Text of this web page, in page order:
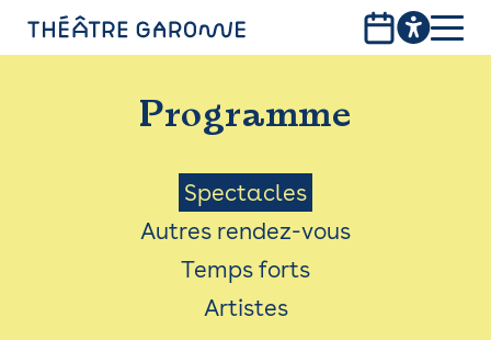
PROGRAMME
INFOS PRATIQUES
AVEC LES PUBLICS
ACCESSIBILITÉ
LES PRODUCTIONS
Programme
Menu
Saison
Spectacles
Autres rendez-vous
Temps forts
Artistes